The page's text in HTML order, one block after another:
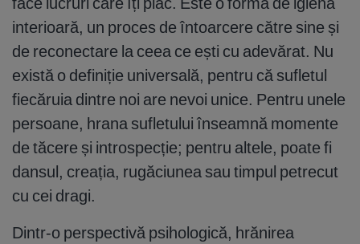
interioară, un proces de întoarcere către sine și
de reconectare la ceea ce ești cu adevărat. Nu
există o definiție universală, pentru că sufletul
fiecăruia dintre noi are nevoi unice. Pentru unele
persoane, hrana sufletului înseamnă momente
de tăcere și introspecție; pentru altele, poate fi
dansul, creația, rugăciunea sau timpul petrecut
cu cei dragi.
Dintr-o perspectivă psihologică, hrănirea